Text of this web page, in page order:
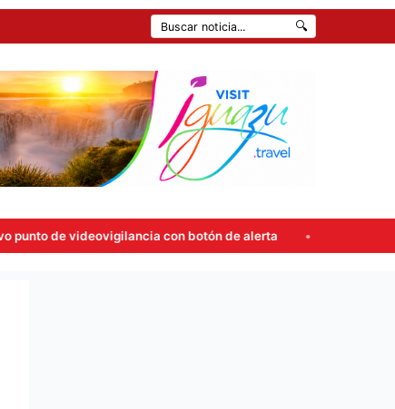
🔍
con botón de alerta Carlos Rovira rompió el